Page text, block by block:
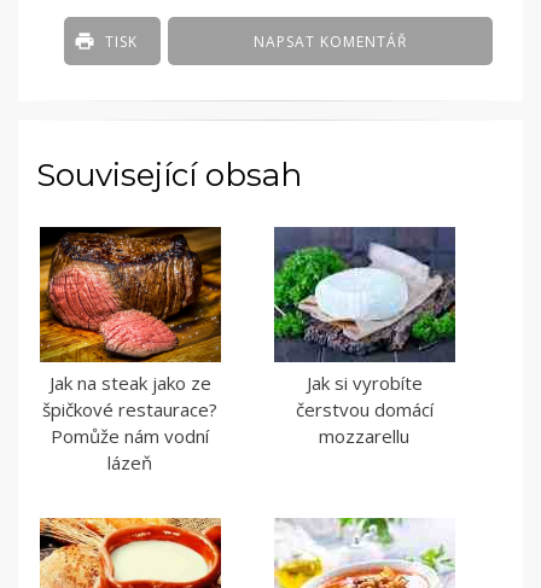
NAPSAT KOMENTÁŘ
TISK
Související obsah
Jak na steak jako ze
špičkové restaurace?
Pomůže nám vodní
lázeň
Jak si vyrobíte
čerstvou domácí
mozzarellu